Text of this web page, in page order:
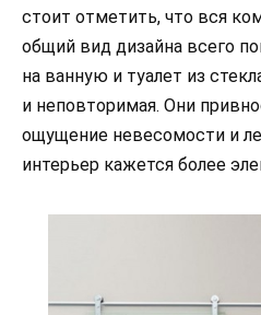
стоит отметить, что вся
общий вид дизайна всего
на ванную и туалет из
и неповторимая. Они
ощущение невесомости и
интерьер кажется более